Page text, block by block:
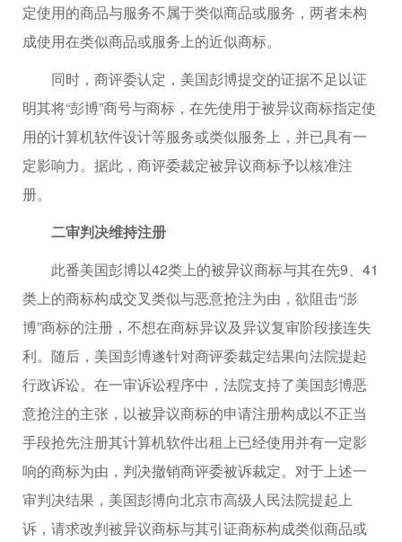
定使用的商品与服务不属于类似商品或服务，两者未构
成使用在类似商品或服务上的近似商标。
同时，商评委认定，美国彭博提交的证据不足以证
明其将“彭博”商号与商标，在先使用于被异议商标指定使
用的计算机软件设计等服务或类似服务上，并已具有一
定影响力。据此，商评委裁定被异议商标予以核准注
册。
二审判决维持注册
此番美国彭博以42类上的被异议商标与其在先9、41
类上的商标构成交叉类似与恶意抢注为由，欲阻击“澎
博”商标的注册，不想在商标异议及异议复审阶段接连失
利。随后，美国彭博遂针对商评委裁定结果向法院提起
行政诉讼。在一审诉讼程序中，法院支持了美国彭博恶
意抢注的主张，以被异议商标的申请注册构成以不正当
手段抢先注册其计算机软件出租上已经使用并有一定影
响的商标为由，判决撤销商评委被诉裁定。对于上述一
审判决结果，美国彭博向北京市高级人民法院提起上
诉，请求改判被异议商标与其引证商标构成类似商品或